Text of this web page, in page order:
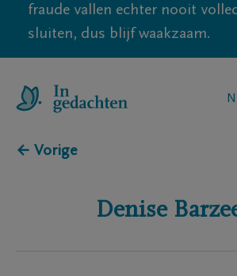
fraude vallen echter nooit
sluiten, dus blijf waakzaam.
← Vorige
Denise